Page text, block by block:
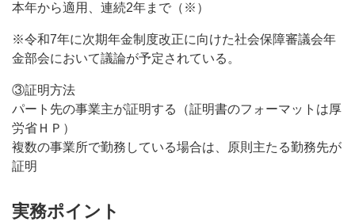
本年から適用、連続2年まで（※）
※令和7年に次期年金制度改正に向けた社会保障審議会年
金部会において議論が予定されている。
③証明方法
パート先の事業主が証明する（証明書のフォーマットは厚
労省ＨＰ）
複数の事業所で勤務している場合は、原則主たる勤務先が
証明
実務ポイント